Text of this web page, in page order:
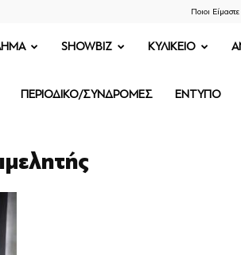
Ποιοι Είμαστε
SHOWBIZ ΚΥΛΙΚΕΙΟ
ΠΕΡΙΟΔΙΚΟ/ΣΥΝΔΡΟΜΕΣ ΕΝΤΥΠΟ